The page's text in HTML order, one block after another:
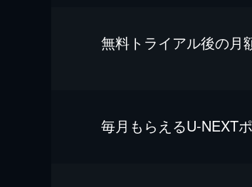
無料トライアル後の⽉
毎⽉もらえるU-NEXT